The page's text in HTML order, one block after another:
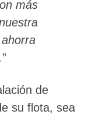
más
”
de
su flota, sea